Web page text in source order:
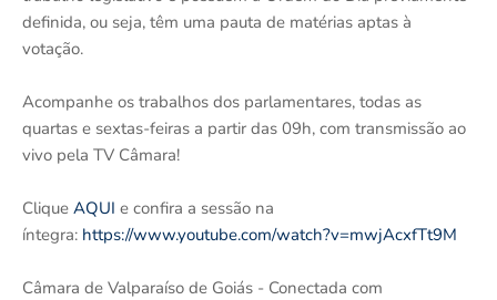
definida, ou seja, têm uma pauta de matérias aptas à
votação.
Acompanhe os trabalhos dos parlamentares, todas as
quartas e sextas-feiras a partir das 09h, com transmissão ao
vivo pela TV Câmara!
Clique AQUI e confira a sessão na
íntegra: https://www.youtube.com/watch?v=mwjAcxfTt9M
Câmara de Valparaíso de Goiás - Conectada com